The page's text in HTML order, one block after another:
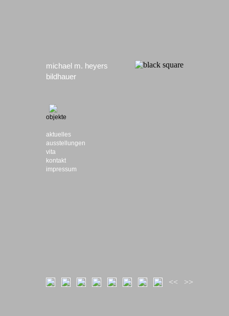
michael m. heyers
bildhauer
objekte
aktuelles
ausstellungen
vita
kontakt
impressum
<< >>